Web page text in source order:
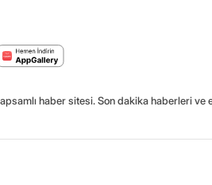
haber sitesi. Son dakika haberleri ve